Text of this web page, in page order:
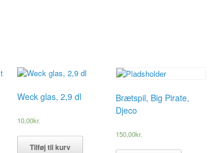
Weck glas, 2,9 dl
10,00kr.
Tilføj til kurv
Brætspil, Big Pirate,
Djeco
150,00kr.